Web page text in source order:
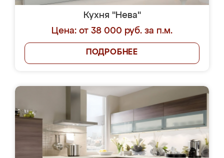
Кухня "Нева"
Цена: от 38 000 руб. за п.м.
ПОДРОБНЕЕ